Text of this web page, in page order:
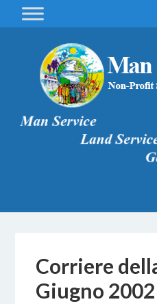
Corriere
Giugno 2002